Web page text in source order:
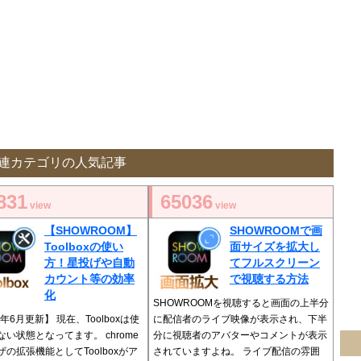
カテゴリの人気記事
view
【SHOWROOM】
Toolboxの使い
方！星投げや自動
カウント等の効率
化
6月更新】 現在、Toolboxは使
い状態となってます。 chrome
の拡張機能としてToolboxがア
65036 view
SHOWROOMで画
面サイズを拡大し
てフルスクリーン
で視聴する方法
SHOWROOMを視聴すると画面の上半分
に配信者のライブ映像が表示され、下半
分に視聴者のアバターやコメントが表示
されていますよね。 ライブ配信の雰囲